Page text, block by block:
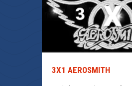
3X1 AEROSMITH